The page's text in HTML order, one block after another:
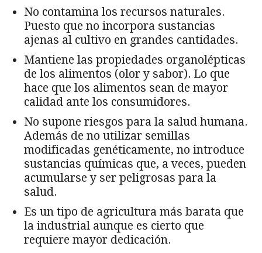
No contamina los recursos naturales.
Puesto que no incorpora sustancias
ajenas al cultivo en grandes cantidades.
Mantiene las propiedades organolépticas
de los alimentos (olor y sabor). Lo que
hace que los alimentos sean de mayor
calidad ante los consumidores.
No supone riesgos para la salud humana.
Además de no utilizar semillas
modificadas genéticamente, no introduce
sustancias químicas que, a veces, pueden
acumularse y ser peligrosas para la
salud.
Es un tipo de agricultura más barata que
la industrial aunque es cierto que
requiere mayor dedicación.